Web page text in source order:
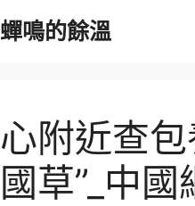
蟬鳴的餘溫
心附近查
國草”_中國